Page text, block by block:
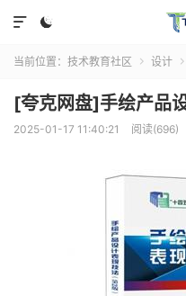


当前位置： 技术教育社区  设计 
[夸克网盘]手绘产品
2025-01-17 11:40:21 阅读(696)